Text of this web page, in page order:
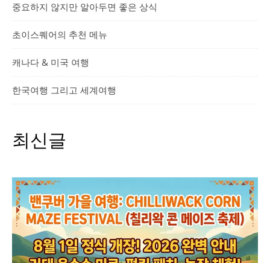
중요하지 않지만 알아두면 좋은 상식
초이스퀘어의 추천 메뉴
캐나다 & 미국 여행
한국여행 그리고 세계여행
최신글